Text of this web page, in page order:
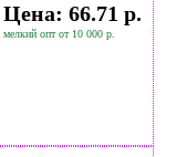
Цена: 66.71 р.
мелкий опт от 10 000 р.